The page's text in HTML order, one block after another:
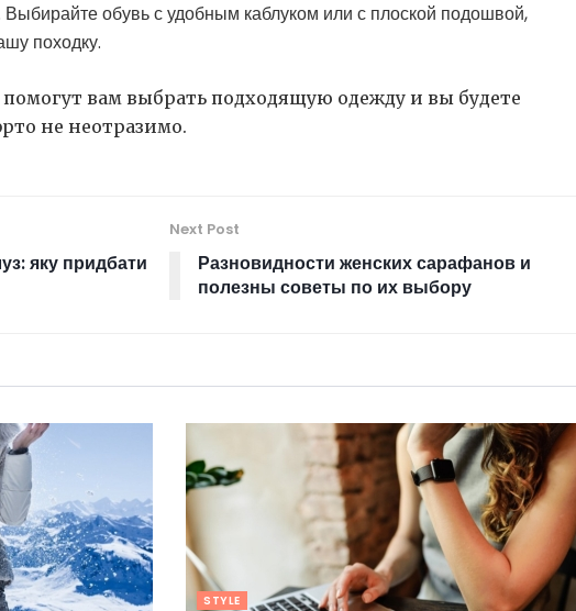
обувь с удобным каблуком или с плоской подошвой,
походку.
вам выбрать подходящую одежду и вы будете
не неотразимо.
яку придбати
Next Post
Разновидности женских сарафанов и
полезны советы по их выбору
STYLE